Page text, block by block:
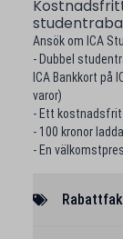
Ansök om ICA
- Dubbel
ICA Bankkort på
varor)
- Ett
- 100 kronor
- En